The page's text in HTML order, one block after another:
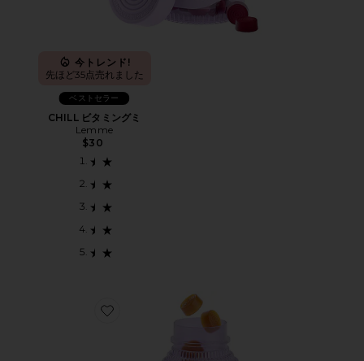
今トレンド!
先ほど35点売れました
ベストセラー
CHILL ビタミングミ
Lemme
$30
Favorite GLOW 髪・肌・爪グミ